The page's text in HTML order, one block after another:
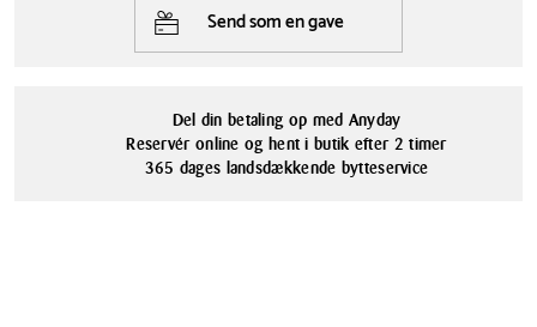
Tåler opvaskemaskine
Læs mere
Porcelæn
Send som en gave
Del din betaling op med Anyday
Reservér online og hent i butik efter 2 timer
365 dages landsdækkende bytteservice